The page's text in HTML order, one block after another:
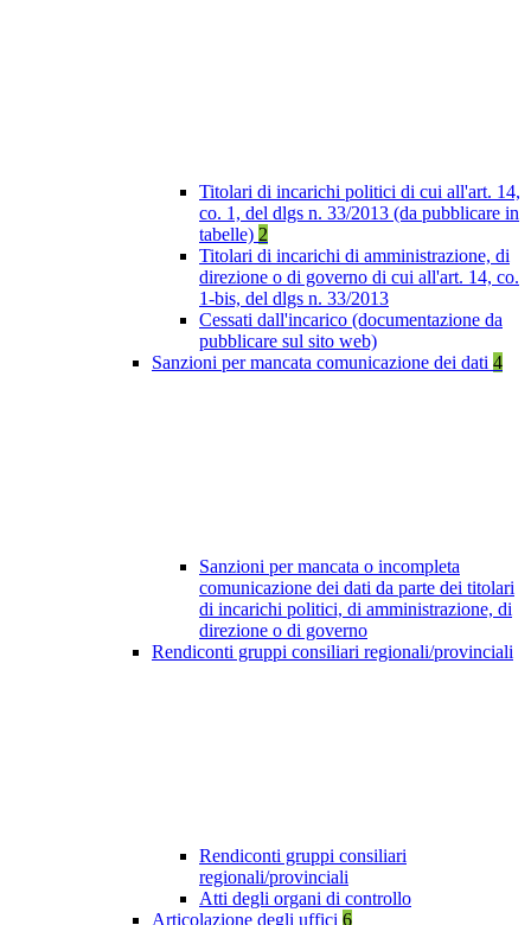
Titolari di incarichi politici di cui all'art. 14,
co. 1, del dlgs n. 33/2013 (da pubblicare in
tabelle) 2
Titolari di incarichi di amministrazione, di
direzione o di governo di cui all'art. 14, co.
1-bis, del dlgs n. 33/2013
Cessati dall'incarico (documentazione da
pubblicare sul sito web)
Sanzioni per mancata comunicazione dei dati 4
Sanzioni per mancata o incompleta
comunicazione dei dati da parte dei titolari
di incarichi politici, di amministrazione, di
direzione o di governo
Rendiconti gruppi consiliari regionali/provinciali
Rendiconti gruppi consiliari
regionali/provinciali
Atti degli organi di controllo
Articolazione degli uffici 6